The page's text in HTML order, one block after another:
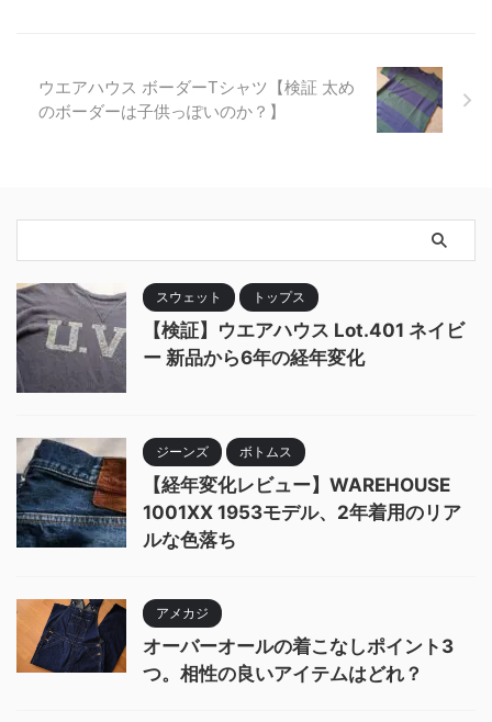
ウエアハウス ボーダーTシャツ【検証 太め
のボーダーは子供っぽいのか？】
スウェット トップス
【検証】ウエアハウス Lot.401 ネイビ
ー 新品から6年の経年変化
ジーンズ ボトムス
【経年変化レビュー】WAREHOUSE
1001XX 1953モデル、2年着用のリア
ルな色落ち
アメカジ
オーバーオールの着こなしポイント3
つ。相性の良いアイテムはどれ？